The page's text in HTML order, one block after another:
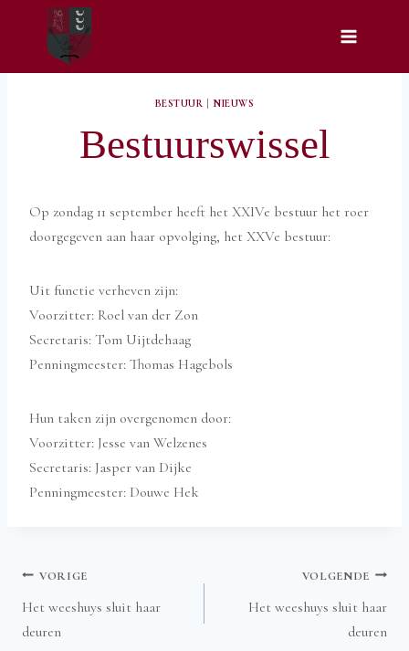
Doorgaan
BESTUUR NIEUWS
Bestuurswissel
Op zondag 11 september heeft het XXIVe bestuur het roer
doorgegeven aan haar opvolging, het XXVe bestuur:
Uit functie verheven zijn:
Voorzitter: Roel van der Zon
Secretaris: Tom Uijtdehaag
Penningmeester: Thomas Hagebols
Hun taken zijn overgenomen door:
Voorzitter: Jesse van Welzenes
Secretaris: Jasper van Dijke
Penningmeester: Douwe Hek
Bericht
VORIGE
Het weeshuys sluit haar
deuren
VOLGENDE
Het weeshuys sluit haar
deuren